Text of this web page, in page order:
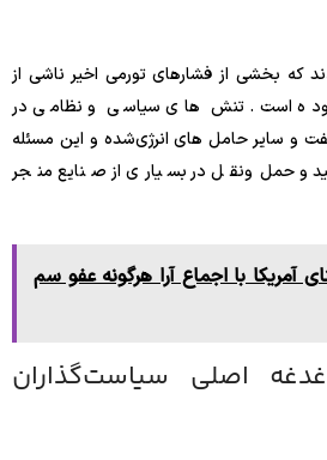
که بخشی از فشارهای تورمی اخیر ناشی از
بوده است. تنش‌ های سیاسی و نظامی در
و سایر حامل‌ های انرژی‌شده و این مسئله
و حمل‌ونقل در بسیاری از صنایع منجر
آمریکا با اجماع آرا هرگونه عفو سم
اصلی سیاست‌گذاران